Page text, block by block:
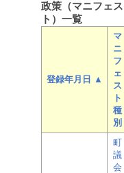
政策（マニフェス
ト）一覧
登録年月日 ▲
マ
ニ
フ
ェ
ス
ト
種
別
町
議
会